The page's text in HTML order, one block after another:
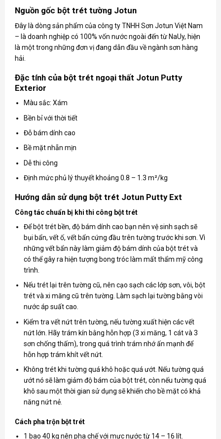
Nguồn gốc bột trét tường Jotun
Đây là dòng sản phẩm của công ty TNHH Sơn Jotun Việt Nam
– là doanh nghiệp có 100% vốn nước ngoài đến từ NaUy, hiện
là một trong những đơn vị đang dẫn đầu về ngành sơn hàng
hải.
Đặc tính của bột trét ngoại thất Jotun Putty
Exterior
Màu sắc: Xám
Bền bỉ với thời tiết
Đỗ bám dính cao
Bề mặt nhẵn mịn
Dễ thi công
Định mức phủ lý thuyết khoảng 0.8 – 1.3 m²/kg
Hướng dẫn sử dụng bột trét Jotun Putty Ext
Công tác chuẩn bị khi thi công bột trét
Để bột trét bền, độ bám dính cao bạn nên vệ sinh sạch sẽ
bụi bẩn, vết ố, vết bẩn cứng đầu trên tường trước khi sơn. Vì
những vết bẩn này làm giảm độ bám dính của bột trét và
có thể gây ra hiện tượng bong tróc làm mất thẩm mỹ công
trình.
Nếu trét lại trên tường cũ, nên cạo sạch các lớp sơn, vôi, bột
trét và xi măng cũ trên tường. Làm sạch lại tường bằng vòi
nước áp suất cao.
Kiểm tra vết nứt trên tường, nếu tường xuất hiện các vết
nứt lớn. Hãy trám kín bằng hỗn hợp (3 xi măng, 1 cát và 3
sơn chống thấm), trong quá trình trám nhớ ấn mạnh để
hỗn hợp trám khít vết nứt.
Không trét khi tường quá khô hoặc quá ướt. Nếu tường quá
ướt nó sẽ làm giảm độ bám của bột trét, còn nếu tường quá
khô sau một thời gian sử dụng sẽ khiến cho bề mặt có khả
năng nứt nẻ.
Cách pha trộn bột trét
1 bao 40 kg nên pha chế với mực nước từ 14 – 16 lít.